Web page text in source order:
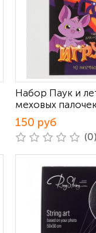
Набор Паук и
меховых
150 руб